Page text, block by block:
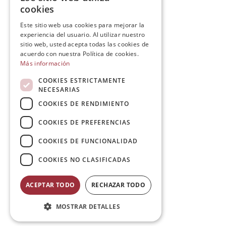
cookies
Este sitio web usa cookies para mejorar la
experiencia del usuario. Al utilizar nuestro
sitio web, usted acepta todas las cookies de
acuerdo con nuestra Política de cookies.
Más información
COOKIES ESTRICTAMENTE
NECESARIAS
COOKIES DE RENDIMIENTO
COOKIES DE PREFERENCIAS
COOKIES DE FUNCIONALIDAD
COOKIES NO CLASIFICADAS
ACEPTAR TODO RECHAZAR TODO
MOSTRAR DETALLES